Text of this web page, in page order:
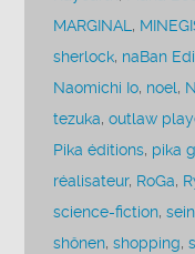
MARGINAL,
sherlock, naBan
Naomichi Io, noel,
tezuka,outlaw
Pika éditions, pika
réalisateur, RoGa,
science-fiction,
shônen,shopping,